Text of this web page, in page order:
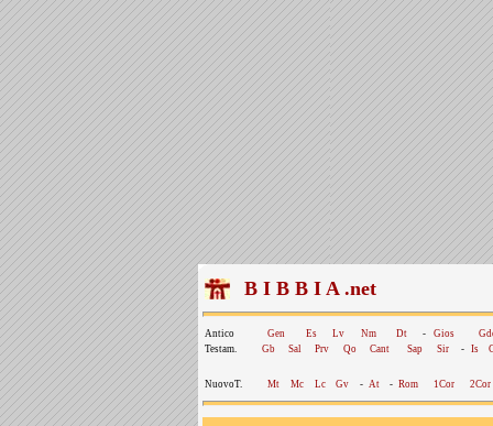
B I B B I A .net
Antico Gen Es Lv Nm Dt - Gios
Testam.
Gb Sal Prv Qo Cant Sap Sir - Is
NuovoT. Mt Mc Lc Gv - At - Rom 1Cor 2Cor